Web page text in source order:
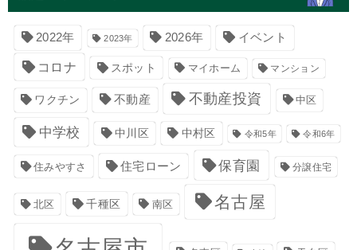
2022年 2023年 2026年 イベント
コロナ スポット マイホーム マンション
ワクチン 不動産 不動産投資 中区
中学校 中川区 中村区 令和5年 令和6年
住みやすさ 住宅ローン 保育園 分譲住宅
北区 千種区 南区 名古屋